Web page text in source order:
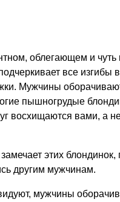
облегающем и чуть
все изгибы
Мужчины
пышногрудые
восхищаются вами, а
этих блондинок,
другим мужчинам.
мужчины